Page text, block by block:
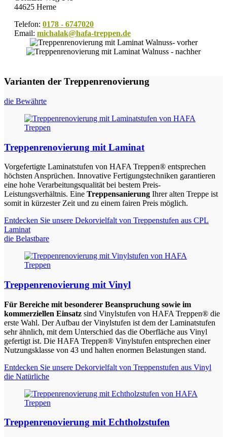
44625 Herne
Telefon: 0178 - 6747020
Email: michalak@hafa-treppen.de
Varianten der Treppenrenovierung
die Bewährte
Treppenrenovierung mit Laminat
Vorgefertigte Laminatstufen von HAFA Treppen® entsprechen
höchsten Ansprüchen. Innovative Fertigungstechniken garantieren
eine hohe Verarbeitungsqualität bei bestem Preis-
Leistungsverhältnis. Eine Treppensanierung Ihrer alten Treppe ist
somit in kürzester Zeit und zu einem fairen Preis möglich.
Entdecken Sie unsere Dekorvielfalt von Treppenstufen aus CPL
Laminat
die Belastbare
Treppenrenovierung mit Vinyl
Für Bereiche mit besonderer Beanspruchung sowie im
kommerziellen Einsatz sind Vinylstufen von HAFA Treppen® die
erste Wahl. Der Aufbau der Vinylstufen ist dem der Laminatstufen
sehr ähnlich, mit dem Unterschied das die Oberfläche aus Vinyl
gefertigt ist. Die HAFA Treppen® Vinylstufen entsprechen einer
Nutzungsklasse von 43 und halten enormen Belastungen stand.
Entdecken Sie unsere Dekorvielfalt von Treppenstufen aus Vinyl
die Natürliche
Treppenrenovierung mit Echtholzstufen